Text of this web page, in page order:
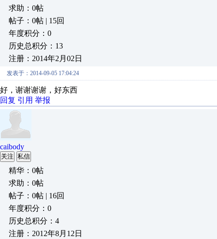
求助：0帖
帖子：0帖 | 15回
年度积分：0
历史总积分：13
注册：2014年2月02日
发表于：2014-09-05 17:04:24
好，谢谢谢谢，好东西
回复 引用 举报
caibody
关注 私信
精华：0帖
求助：0帖
帖子：0帖 | 16回
年度积分：0
历史总积分：4
注册：2012年8月12日